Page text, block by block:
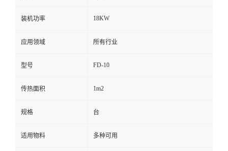
装机功率 18KW
应用领域 所有行业
型号 FD-10
传热面积 1m2
规格 台
适用物料 多种可用